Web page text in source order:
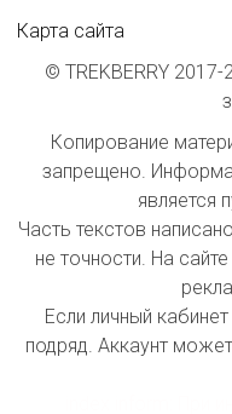
Карта сайта
© TREKBERRY
Копирование
запрещено.
является
Часть текстов
не точности. На
Если личный
подряд. Аккаунт